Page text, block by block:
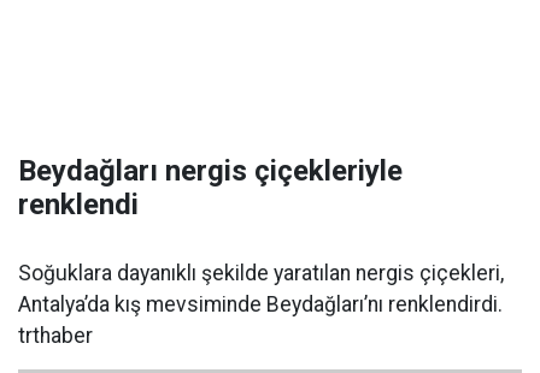
Beydağları nergis çiçekleriyle
renklendi
Soğuklara dayanıklı şekilde yaratılan nergis çiçekleri,
Antalya’da kış mevsiminde Beydağları’nı renklendirdi.
trthaber